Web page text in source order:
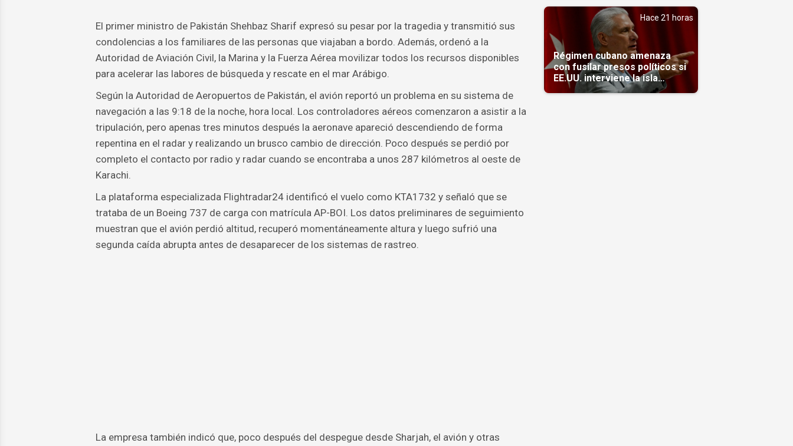
El primer ministro de Pakistán Shehbaz Sharif expresó su pesar por la tragedia y transmitió sus
condolencias a los familiares de las personas que viajaban a bordo. Además, ordenó a la
Autoridad de Aviación Civil, la Marina y la Fuerza Aérea movilizar todos los recursos disponibles
para acelerar las labores de búsqueda y rescate en el mar Arábigo.
Según la Autoridad de Aeropuertos de Pakistán, el avión reportó un problema en su sistema de
navegación a las 9:18 de la noche, hora local. Los controladores aéreos comenzaron a asistir a la
tripulación, pero apenas tres minutos después la aeronave apareció descendiendo de forma
repentina en el radar y realizando un brusco cambio de dirección. Poco después se perdió por
completo el contacto por radio y radar cuando se encontraba a unos 287 kilómetros al oeste de
Karachi.
La plataforma especializada Flightradar24 identificó el vuelo como KTA1732 y señaló que se
trataba de un Boeing 737 de carga con matrícula AP-BOI. Los datos preliminares de seguimiento
muestran que el avión perdió altitud, recuperó momentáneamente altura y luego sufrió una
segunda caída abrupta antes de desaparecer de los sistemas de rastreo.
La empresa también indicó que, poco después del despegue desde Sharjah, el avión y otras
Hace 21 horas
Régimen cubano amenaza
con fusilar presos políticos si
EE.UU. interviene la isla
(Video)